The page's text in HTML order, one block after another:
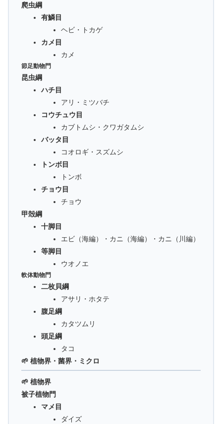
爬虫綱
有鱗目
ヘビ・トカゲ
カメ目
カメ
節足動物門
昆虫綱
ハチ目
アリ・ミツバチ
コウチュウ目
カブトムシ・クワガタムシ
バッタ目
コオロギ・スズムシ
トンボ目
トンボ
チョウ目
チョウ
甲殻綱
十脚目
エビ（海編）・カニ（海編）・カニ（川編）
等脚目
ウオノエ
軟体動物門
二枚貝綱
アサリ・ホタテ
腹足綱
カタツムリ
頭足綱
タコ
🌱 植物界・菌界・ミクロ
🌱 植物界
被子植物門
マメ目
ダイズ